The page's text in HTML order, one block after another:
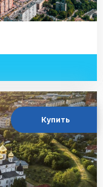
Купить